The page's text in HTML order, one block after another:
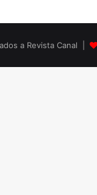
a Revista Canal |